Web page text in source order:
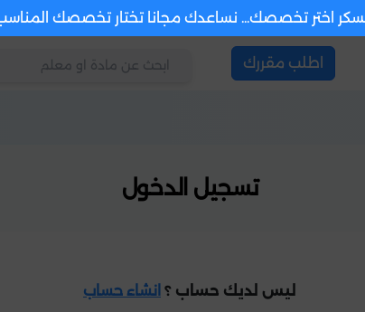
اختر تخصصك... نساعدك مجانا تختار تخصصك
اطلب مقررك
تسجيل الدخول
ليس لديك حساب ؟ انشاء حساب